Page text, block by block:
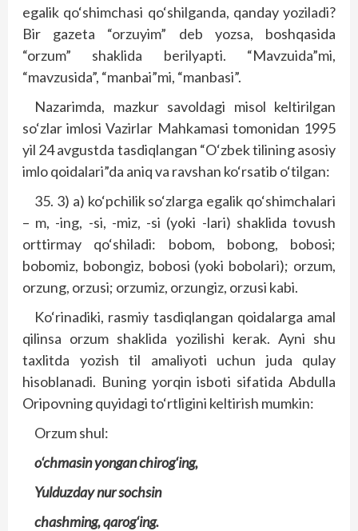
egalik qo‘shimchasi qo‘shilganda, qanday yoziladi?
Bir gazeta “orzuyim” deb yozsa, boshqasida
“orzum” shaklida berilyapti. “Mavzuida”mi,
“mavzusida”, “manbai”mi, “manbasi”.
Nazarimda, mazkur savoldagi misol keltirilgan
so‘zlar imlosi Vazirlar Mahkamasi tomonidan 1995
yil 24 avgustda tasdiqlangan “O‘zbek tilining asosiy
imlo qoidalari”da aniq va ravshan ko‘rsatib o‘tilgan:
35. 3) a) ko‘pchilik so‘zlarga egalik qo‘shimchalari
– m, -ing, -si, -miz, -si (yoki -lari) shaklida tovush
orttirmay qo‘shiladi: bobom, bobong, bobosi;
bobomiz, bobongiz, bobosi (yoki bobolari); orzum,
orzung, orzusi; orzumiz, orzungiz, orzusi kabi.
Ko‘rinadiki, rasmiy tasdiqlangan qoidalarga amal
qilinsa orzum shaklida yozilishi kerak. Ayni shu
taxlitda yozish til amaliyoti uchun juda qulay
hisoblanadi. Buning yorqin isboti sifatida Abdulla
Oripovning quyidagi to‘rtligini keltirish mumkin:
Orzum shul:
o‘chmasin yongan chirog‘ing,
Yulduzday nur sochsin
chashming, qarog‘ing.